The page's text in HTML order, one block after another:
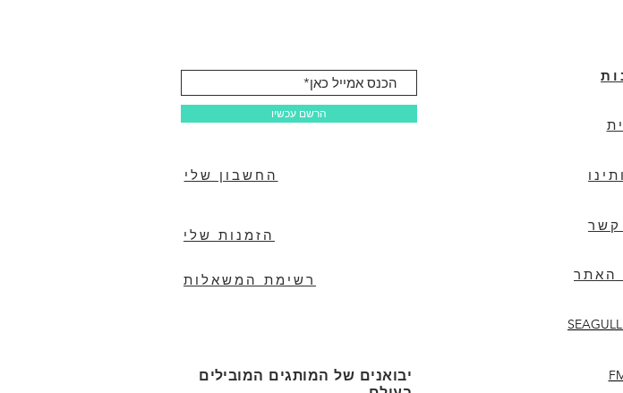
הרשם עכשיו
החשבון שלי
קשר
הזמנות שלי
האתר רשימת המשאלות
יבואנים של המותגים המובילים